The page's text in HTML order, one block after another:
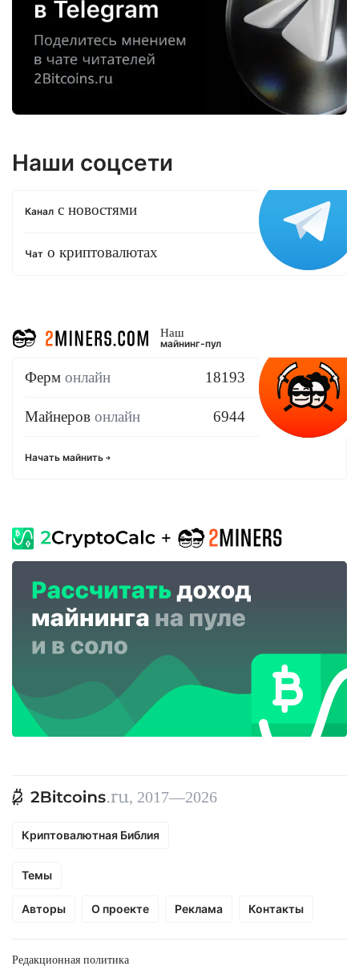
Наши соцсети
Канал с новостями
Чат о криптовалютах
Наш
майнинг-пул
Ферм онлайн 18193
Майнеров онлайн 6944
Начать майнить
, 2017—2026
Криптовалютная Библия
Темы
Авторы О проекте Реклама Контакты
Редакционная политика